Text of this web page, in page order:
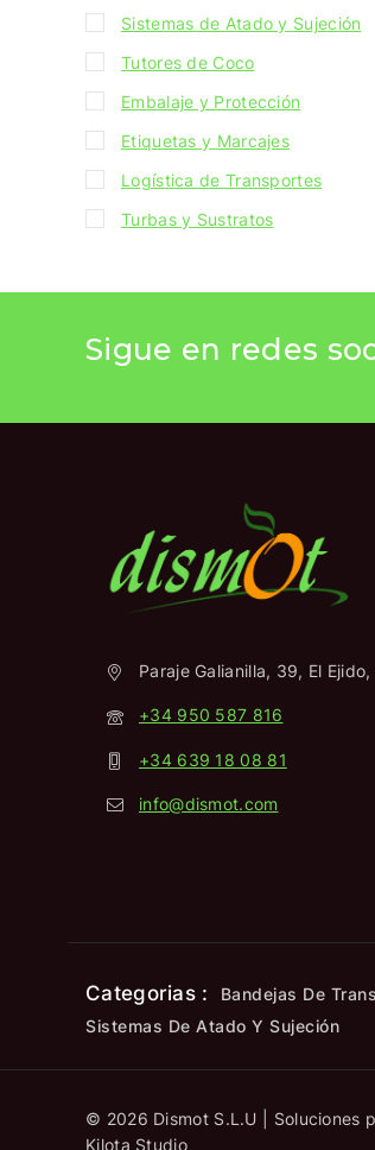
Sistemas de Atado y Sujeción
Tutores de Coco
Embalaje y Protección
Etiquetas y Marcajes
Logística de Transportes
Turbas y Sustratos
Sigue en redes
Paraje Galianilla, 39, El
+34 950 587 816
+34 639 18 08 81
info@dismot.com
Categorias : Bandejas De
Sistemas De Atado Y Sujeción
© 2026 Dismot S.L.U | Soluciones
Kilota Studio